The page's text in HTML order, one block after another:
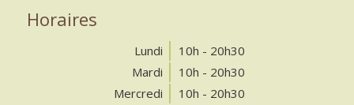
Horaires
Lundi
10h - 20h30
Mardi
10h - 20h30
Mercredi
10h - 20h30